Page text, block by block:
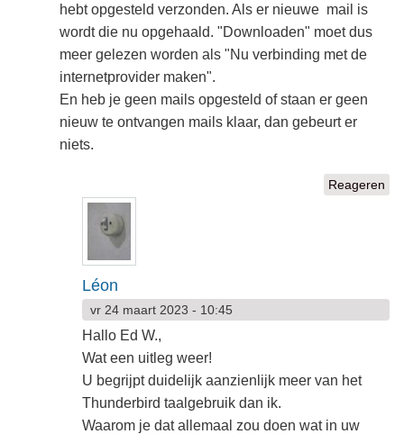
hebt opgesteld verzonden. Als er nieuwe mail is
wordt die nu opgehaald. "Downloaden" moet dus
meer gelezen worden als "Nu verbinding met de
internetprovider maken".
En heb je geen mails opgesteld of staan er geen
nieuw te ontvangen mails klaar, dan gebeurt er
niets.
Reageren
Léon
vr 24 maart 2023 - 10:45
Hallo Ed W.,
Wat een uitleg weer!
U begrijpt duidelijk aanzienlijk meer van het
Thunderbird taalgebruik dan ik.
Waarom je dat allemaal zou doen wat in uw